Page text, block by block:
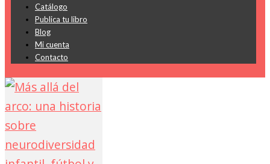
Catálogo
Publica tu libro
Blog
Mi cuenta
Contacto